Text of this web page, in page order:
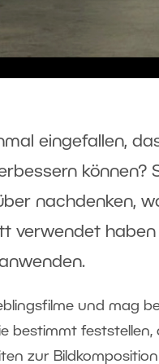
eingefallen,
können?
nachdenken,
verwendet
und mag
bestimmt
zur